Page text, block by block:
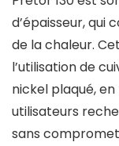
d’épaisseur, qui
de la chaleur.
l’utilisation de
nickel plaqué,
utilisateurs
sans